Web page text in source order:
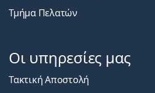
Τμήμα Πελατών
Οι υπηρεσίες μας
Τακτική Αποστολή